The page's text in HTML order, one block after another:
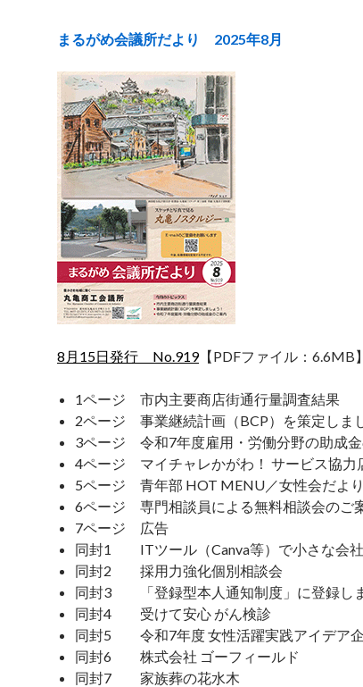
まるがめ会議所だより 2025年8月
8月15日発行 No.919【PDFファイル：6.6MB】
1ページ 市内主要商店街通行量調査結果
2ページ 事業継続計画（BCP）を策定しま
3ページ 令和7年度雇用・労働分野の助成
4ページ マイチャレかがわ！ サービス協力
5ページ 青年部 HOT MENU／女性会だより
6ページ 専門相談員による無料相談会のご
7ページ 広告
同封1 ITツール（Canva等）で小さな会社
同封2 採用力強化個別相談会
同封3 「登録型本人通知制度」に登録し
同封4 受けて安心 がん検診
同封5 令和7年度 女性活躍実践アイデア
同封6 株式会社 ゴーフィールド
同封7 家族葬の花水木